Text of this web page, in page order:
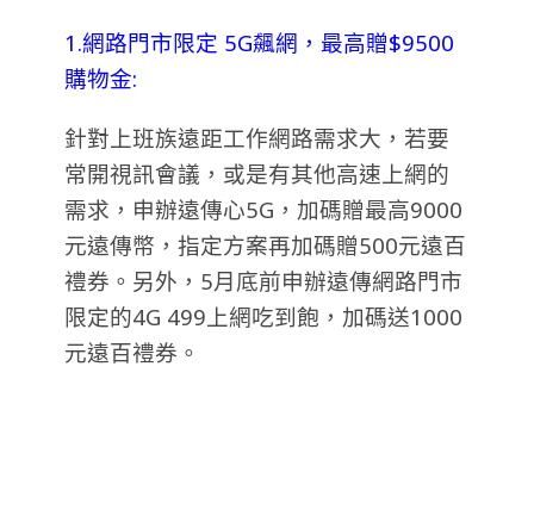
1.網路門市限定 5G飆網，最高贈$9500
購物金:
針對上班族遠距工作網路需求大，若要
常開視訊會議，或是有其他高速上網的
需求，申辦遠傳心5G，加碼贈最高9000
元遠傳幣，指定方案再加碼贈500元遠百
禮券。另外，5月底前申辦遠傳網路門市
限定的4G 499上網吃到飽，加碼送1000
元遠百禮券。